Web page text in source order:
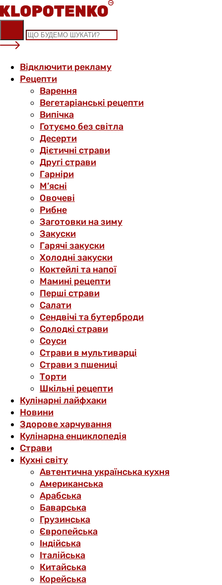
Skip
to
content
Відключити рекламу
Рецепти
Варення
Вегетаріанські рецепти
Випічка
Готуємо без світла
Десерти
Дієтичні страви
Другі страви
Гарніри
М’ясні
Овочеві
Рибне
Заготовки на зиму
Закуски
Гарячі закуски
Холодні закуски
Коктейлі та напої
Мамині рецепти
Перші страви
Салати
Сендвічі та бутерброди
Солодкі страви
Соуси
Страви в мультиварці
Страви з пшениці
Торти
Шкільні рецепти
Кулінарні лайфхаки
Новини
Здорове харчування
Кулінарна енциклопедія
Страви
Кухні світу
Автентична українська кухня
Американська
Арабська
Баварська
Грузинська
Європейська
Індійська
Італійська
Китайська
Корейська